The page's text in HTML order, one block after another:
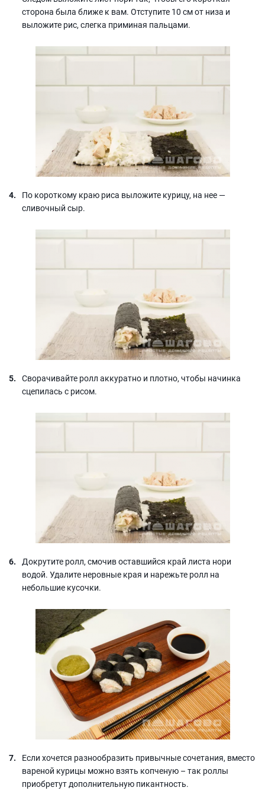
сторона была ближе к вам. Отступите 10 см от низа и
выложите рис, слегка приминая пальцами.
По короткому краю риса выложите курицу, на нее —
сливочный сыр.
Сворачивайте ролл аккуратно и плотно, чтобы начинка
сцепилась с рисом.
Докрутите ролл, смочив оставшийся край листа нори
водой. Удалите неровные края и нарежьте ролл на
небольшие кусочки.
Если хочется разнообразить привычные сочетания, вместо
вареной курицы можно взять копченую – так роллы
приобретут дополнительную пикантность.